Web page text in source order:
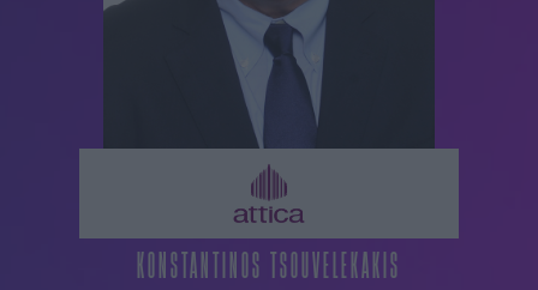
KONSTANTINOS TSOUVELEKAKIS